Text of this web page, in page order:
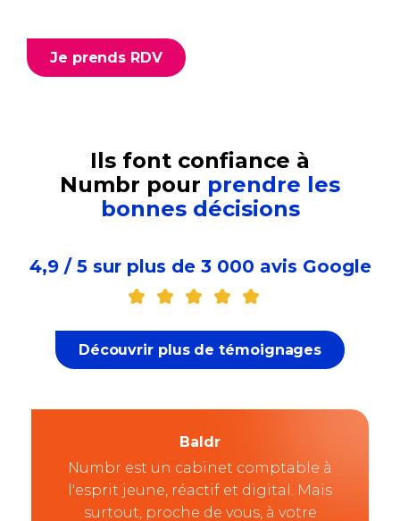
Je prends RDV
Ils font confiance à
Numbr pour prendre les
bonnes décisions
4,9 / 5 sur plus de 3 000 avis Google
Découvrir plus de témoignages
Baldr
Numbr est un cabinet comptable à
l'esprit jeune, réactif et digital. Mais
surtout, proche de vous, à votre